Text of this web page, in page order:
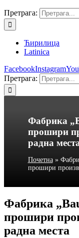
Претрага:
Ћирилица
Latinica
FacebookInstagram
Претрага:
Фабрика
прошири
радна
Почетна»
прошири
Фабрика
прошири
радна места